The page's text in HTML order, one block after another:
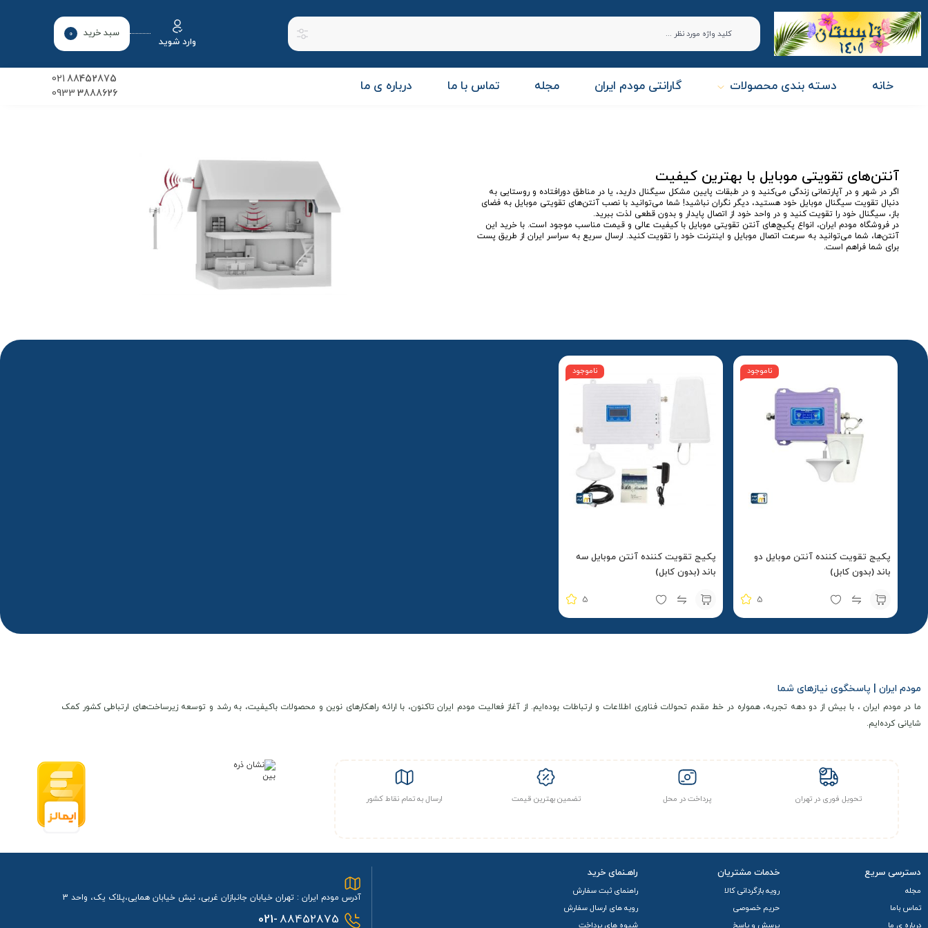
وارد شوید
سبد خرید 0
خانه دسته بندی محصولات گارانتی مودم ایران مجله تماس با ما درباره ی ما 88452875
021
3888626
0933
آنتن‌های تقویتی موبایل با بهترین کیفیت
اگر در شهر و در آپارتمانی زندگی می‌کنید و در طبقات پایین مشکل سیگنال دارید، یا در مناطق دورافتاده و روستایی به
دنبال تقویت سیگنال موبایل خود هستید، دیگر نگران نباشید! شما می‌توانید با نصب آنتن‌های تقویتی موبایل به فضای
باز، سیگنال خود را تقویت کنید و در واحد خود از اتصال پایدار و بدون قطعی لذت ببرید.
در فروشگاه مودم‌ ایران، انواع پکیج‌های آنتن تقویتی موبایل با کیفیت عالی و قیمت مناسب موجود است. با خرید این
آنتن‌ها، شما می‌توانید به سرعت اتصال موبایل و اینترنت خود را تقویت کنید. ارسال سریع به سراسر ایران از طریق پست
برای شما فراهم است.
ناموجود
پکیج تقویت کننده آنتن موبایل دو
باند (بدون کابل)
5
ناموجود
پکیج تقویت کننده آنتن موبایل سه
باند (بدون کابل)
5
مودم ایران | پاسخگوی نیازهای شما
ما در مودم ایران ، با بیش از دو دهه تجربه، همواره در خط مقدم تحولات فناوری اطلاعات و ارتباطات بوده‌ایم. از آغاز فعالیت مودم ایران تاکنون، با ارائه راهکارهای نوین و محصولات باکیفیت، به رشد و توسعه زیرساخت‌های ارتباطی کشور کمک
شایانی کرده‌ایم.
تحویل فوری در تهران پرداخت در محل تضمین بهترین قیمت ارسال به تمام نقاط کشور
دسترسی سریع
مجله
تماس باما
درباره ی ما
خدمات مشتریان
رویه بازگردانی کالا
حریم خصوصی
پرسش و پاسخ
راهـنمای خرید
راهنمای ثبت سفارش
رویه های ارسال سفارش
شیوه های پرداخت
آدرس مودم ایران : تهران خیابان جانبازان غربی، نبش خیابان همایی،پلاک یک، واحد 3
021-88452875